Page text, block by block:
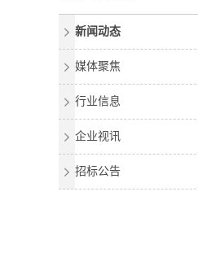
新闻动态
媒体聚焦
行业信息
企业视讯
招标公告